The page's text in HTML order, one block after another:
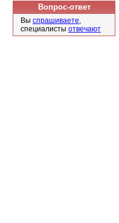
Вопрос-ответ
Вы спрашиваете
специалисты отвечают